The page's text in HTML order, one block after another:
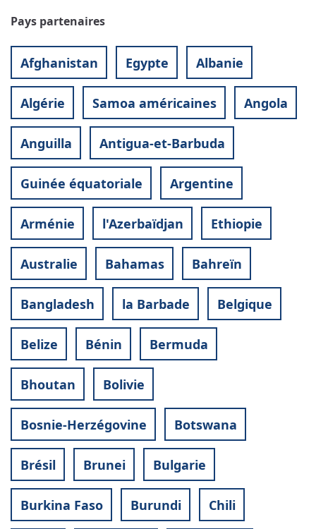
Pays partenaires
Afghanistan Egypte Albanie
Algérie Samoa américaines Angola
Anguilla Antigua-et-Barbuda
Guinée équatoriale Argentine
Arménie l'Azerbaïdjan Ethiopie
Australie Bahamas Bahreïn
Bangladesh la Barbade Belgique
Belize Bénin Bermuda
Bhoutan Bolivie
Bosnie-Herzégovine Botswana
Brésil Brunei Bulgarie
Burkina Faso Burundi Chili